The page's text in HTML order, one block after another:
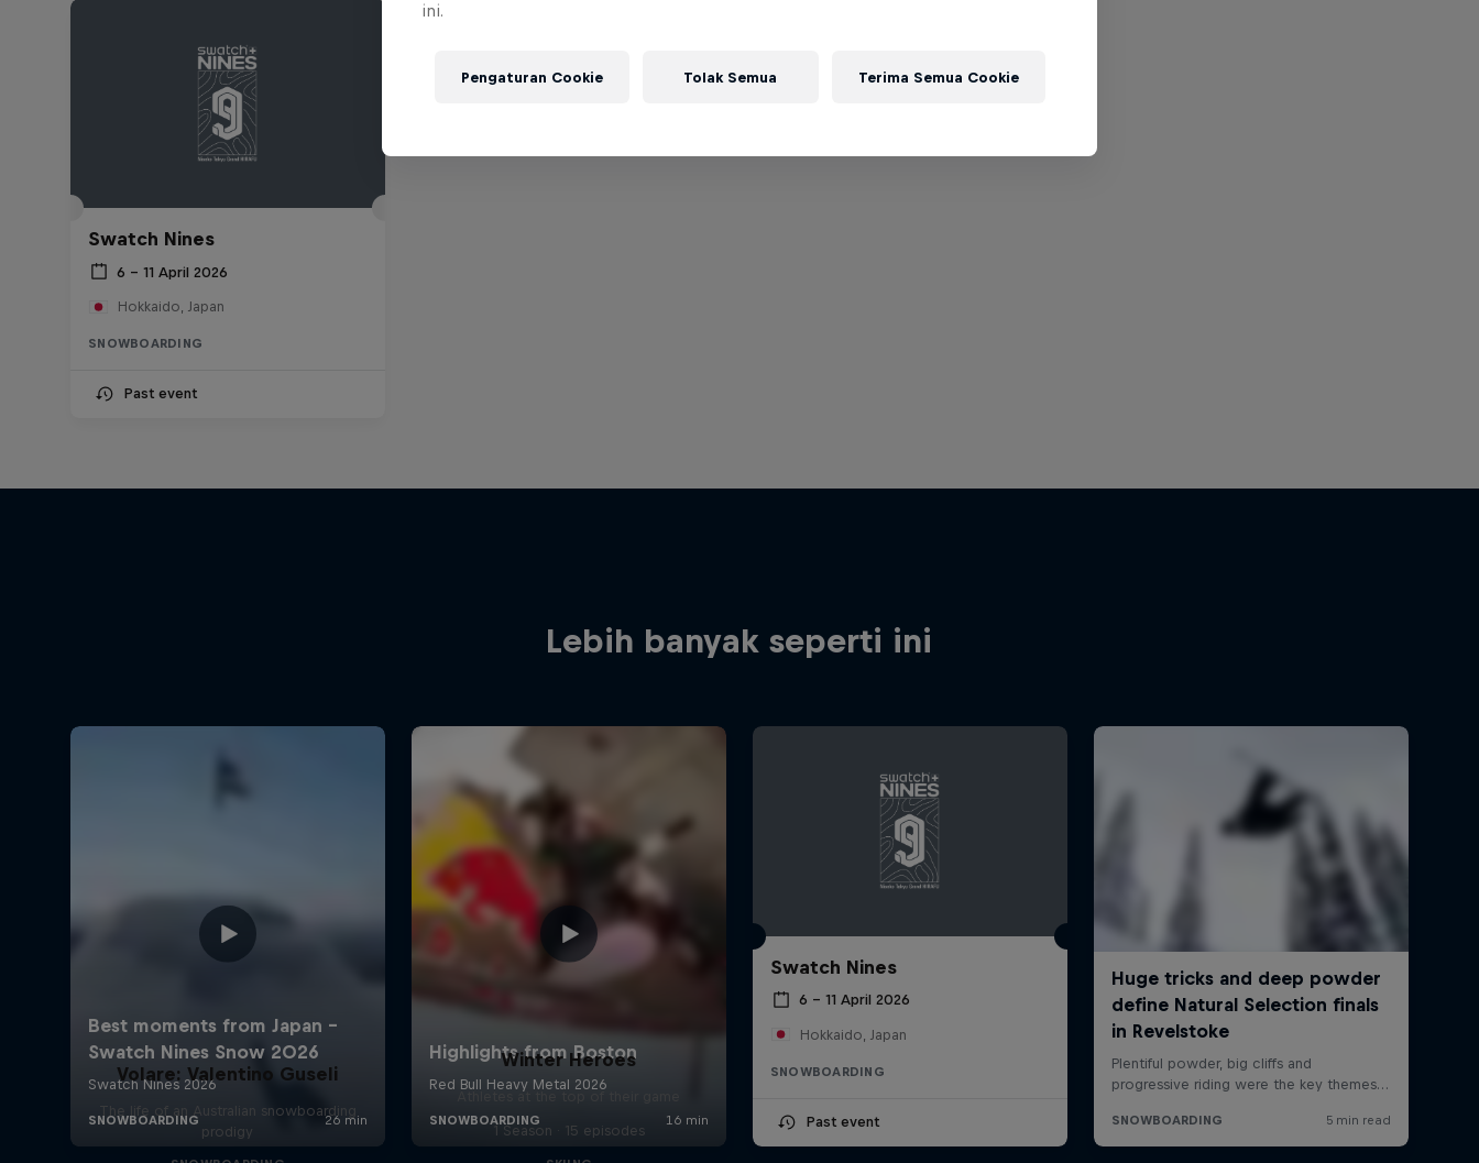
Swatch Nines
6 – 11 April 2026
Hokkaido, Japan
SNOWBOARDING
Past event
Lebih banyak seperti ini
Swatch Nines
6 – 11 April 2026
Hokkaido, Japan
SNOWBOARDING
Past event
Volare: Valentino Guseli
The life of an Australian snowboarding
prodigy
Winter Heroes
Athletes at the top of their game
1 Season · 15 episodes
ini.
Pengaturan Cookie Tolak Semua Terima Semua Cookie